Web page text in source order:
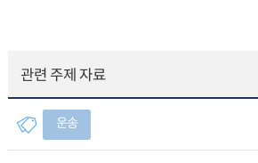
관련 주제 자료
운송